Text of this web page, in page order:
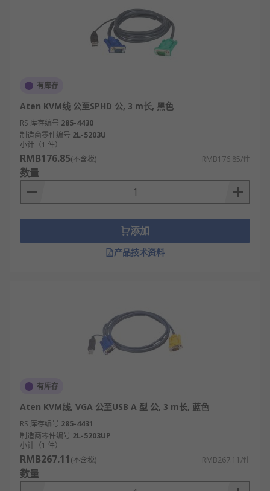
有库存
Aten KVM线 公至SPHD 公, 3 m长, 黑色
RS 库存编号 285-4430
制造商零件编号 2L-5203U
小计（1 件）
RMB176.85(不含税) RMB176.85/件
数量
添加
产品技术资料
有库存
Aten KVM线, VGA 公至USB A 型 公, 3 m长, 蓝色
RS 库存编号 285-4431
制造商零件编号 2L-5203UP
小计（1 件）
RMB267.11(不含税) RMB267.11/件
数量